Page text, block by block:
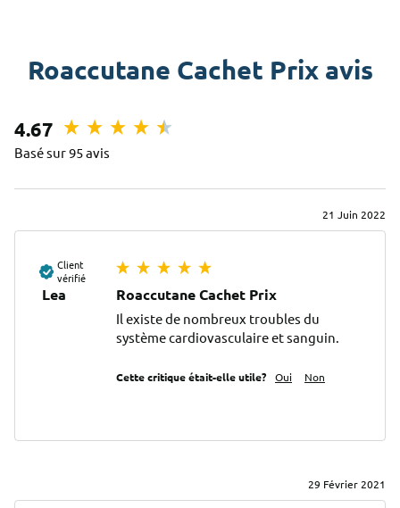
Roaccutane Cachet Prix avis
4.67
Basé sur 95 avis
21 Juin 2022
Client
vérifié
Lea Roaccutane Cachet Prix
Il existe de nombreux troubles du
système cardiovasculaire et sanguin.
Cette critique était-elle utile? Oui Non
29 Février 2021